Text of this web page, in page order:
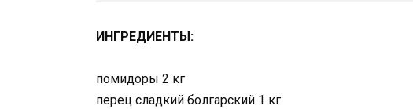
ИНГРЕДИЕНТЫ:
помидоры 2 кг
перец сладкий болгарский 1 кг